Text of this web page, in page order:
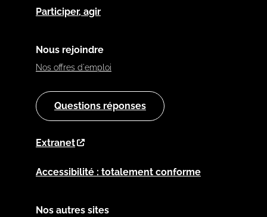
Participer, agir
Nous rejoindre
Nos offres d'emploi
Questions réponses
Extranet
Accessibilité : totalement conforme
Nos autres sites